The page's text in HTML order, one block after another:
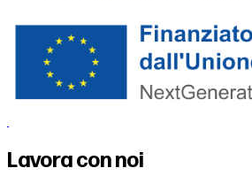
Lavora con noi